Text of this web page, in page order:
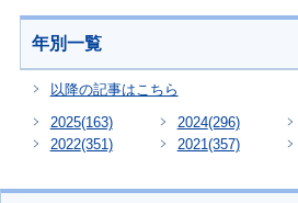
年別一覧
以降の記事はこちら
2025(163) 2024(296)
2022(351) 2021(357)